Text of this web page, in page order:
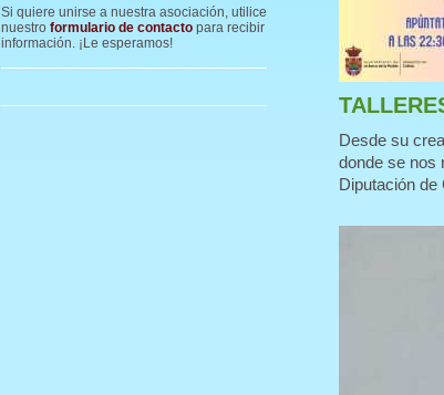
Desde su
donde se nos
Diputación de
Si quiere unirse a nuestra asociación, utilice
nuestro formulario de contacto para recibir
información. ¡Le esperamos!